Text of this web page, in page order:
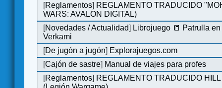
[Reglamentos] REGLAMENTO TRADUCIDO
WARS: AVALON DIGITAL)
[Novedades / Actualidad] Librojuego 📒 Patrulla
Verkami
[De jugón a jugón] Explorajuegos.com
[Cajón de sastre] Manual de viajes para profes
[Reglamentos] REGLAMENTO TRADUCIDO